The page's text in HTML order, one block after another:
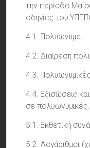
την περίοδο
οδηγίες του
4.1. Πολυώνυμα
4.2. Διαίρεση
4.3.
4.4. Εξισώσεις
σε πολυωνυμικές.
5.1. Εκθετική
5.2. Λογάριθμοι